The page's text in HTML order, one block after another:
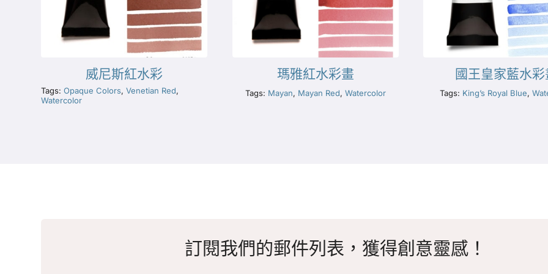
威尼斯紅水彩
Tags:Opaque Colors,Venetian Red,
Watercolor
瑪雅紅水彩畫
Tags: Mayan, Mayan Red, Watercolor
國王皇家藍水彩
Tags: King’s Royal Blue,
訂閱我們的郵件列表，獲得創意靈感！